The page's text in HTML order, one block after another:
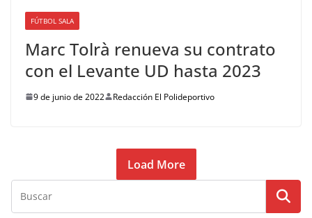
FÚTBOL SALA
Marc Tolrà renueva su contrato
con el Levante UD hasta 2023
9 de junio de 2022 Redacción El Polideportivo
Load More